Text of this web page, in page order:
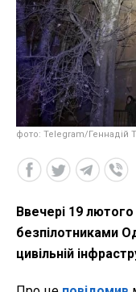
фото: Telegram/Геннадій
Ввечері 19
безпілотниками
цивільній